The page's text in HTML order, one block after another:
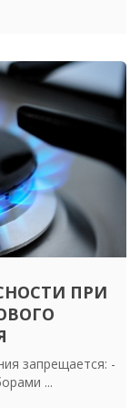
ПРИ
запрещается: -
...